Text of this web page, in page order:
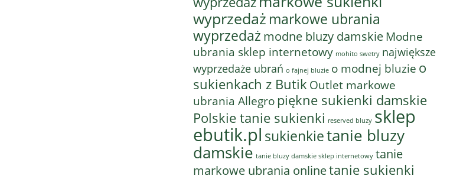
wyprzedaż markowe ubrania
wyprzedaż modne bluzy damskie Modne
ubrania sklep internetowy mohito swetry największe
wyprzedaże ubrań o fajnej bluzie o modnej bluzie o
sukienkach z Butik Outlet markowe
ubrania Allegropiękne sukienki damskie
Polskie tanie sukienki reserved bluzy sklep
ebutik.pl sukienkietanie bluzy
damskie tanie bluzy damskie sklep internetowy tanie
markowe ubrania onlinetanie sukienki